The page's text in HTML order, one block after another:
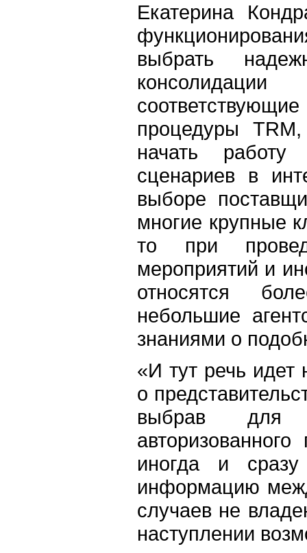
Екатерина
выбрать
процедуры
начать
сценариев в
выборе
многие крупные
то при
мероприятий и
относятся
небольшие
знаниями о
«И тут речь идет
о
выбрав для
иногда и
информацию
случаев не
наступлении